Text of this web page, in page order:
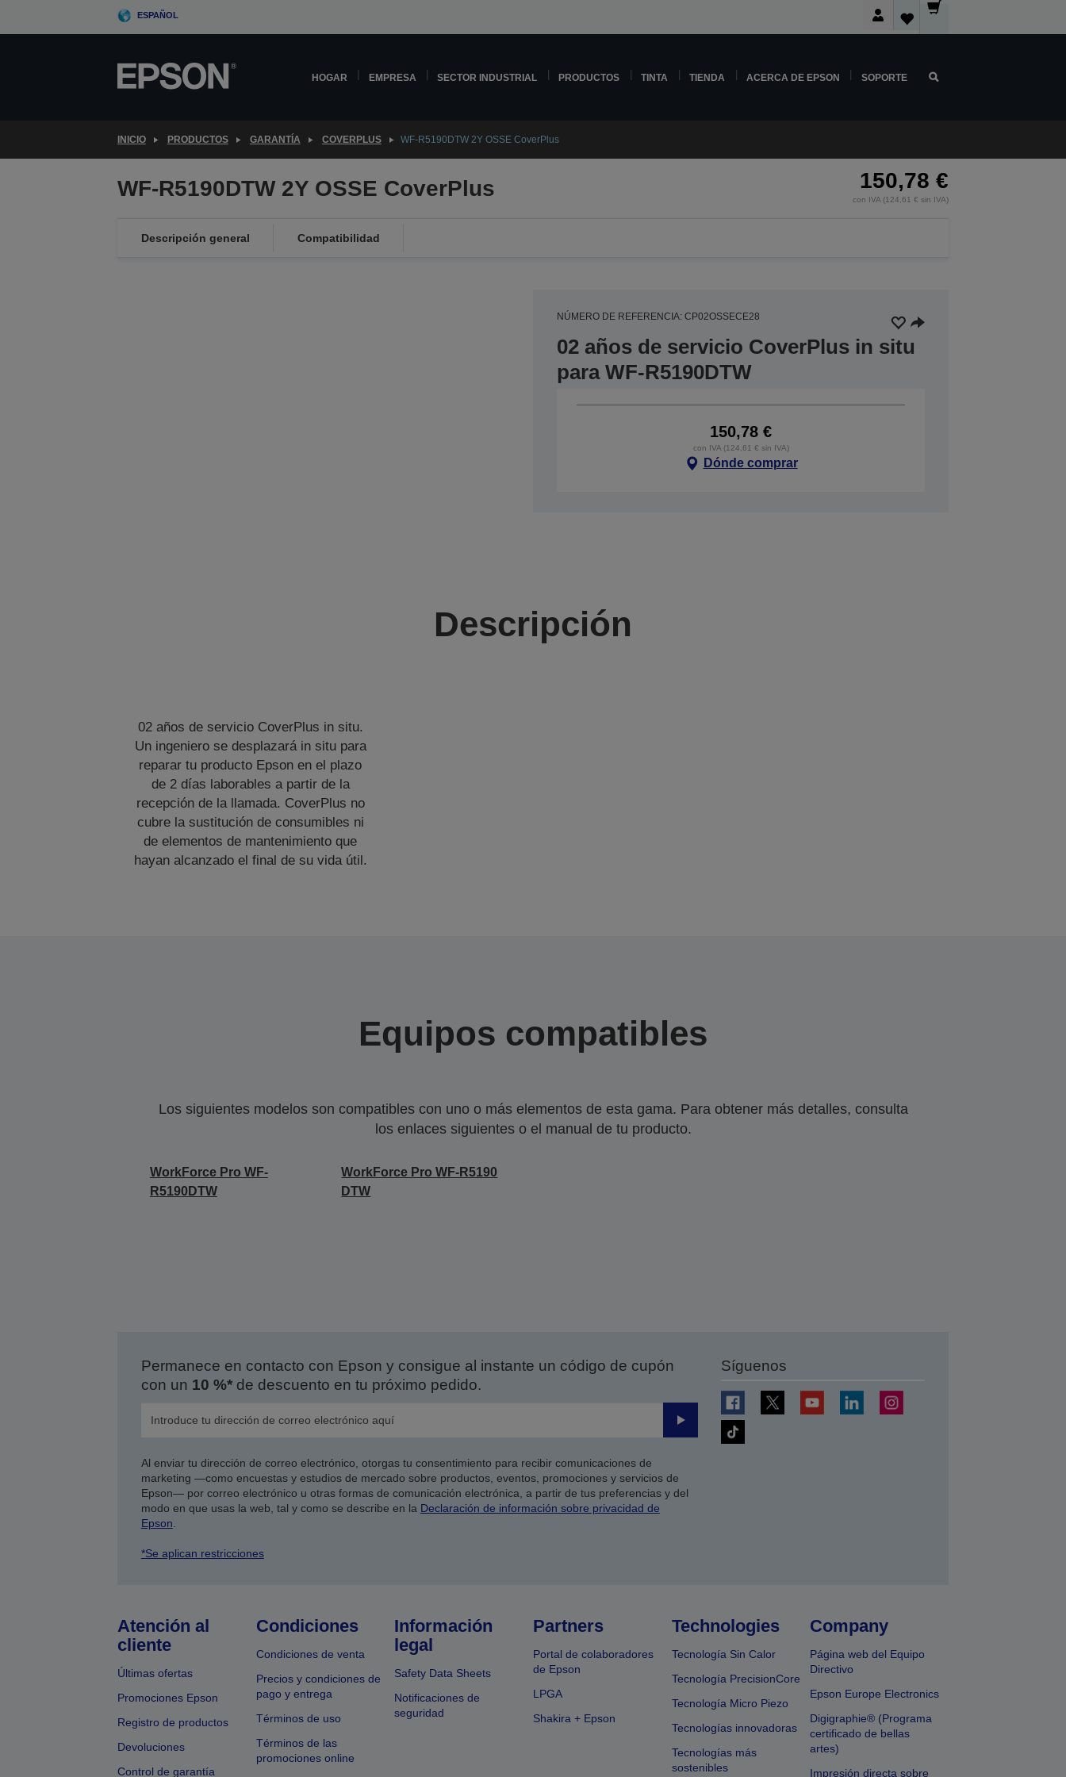
ESPAÑOL
HOGAR EMPRESA SECTOR INDUSTRIAL PRODUCTOS TINTA TIENDA ACERCA DE EPSON SOPORTE
INICIO PRODUCTOS GARANTÍA COVERPLUS WF-R5190DTW 2Y OSSE CoverPlus
WF-R5190DTW 2Y OSSE CoverPlus 150,78 €
con IVA (124,61 € sin IVA)
Descripción general Compatibilidad
NÚMERO DE REFERENCIA: CP02OSSECE28
02 años de servicio CoverPlus in situ
para WF-R5190DTW
150,78 €
con IVA (124,61 € sin IVA)
Dónde comprar
Descripción
02 años de servicio CoverPlus in situ.
Un ingeniero se desplazará in situ para
reparar tu producto Epson en el plazo
de 2 días laborables a partir de la
recepción de la llamada. CoverPlus no
cubre la sustitución de consumibles ni
de elementos de mantenimiento que
hayan alcanzado el final de su vida útil.
Equipos compatibles
Los siguientes modelos son compatibles con uno o más elementos de esta gama. Para obtener más detalles, consulta
los enlaces siguientes o el manual de tu producto.
WorkForce Pro WF-
R5190DTW
WorkForce Pro WF-R5190
DTW
Permanece en contacto con Epson y consigue al instante un código de cupón
con un 10 %*de descuento en tu próximo pedido.
Enviar
Al enviar tu dirección de correo electrónico, otorgas tu consentimiento para recibir comunicaciones de
marketing —como encuestas y estudios de mercado sobre productos, eventos, promociones y servicios de
Epson— por correo electrónico u otras formas de comunicación electrónica, a partir de tus preferencias y del
modo en que usas la web, tal y como se describe en la Declaración de información sobre privacidad de
Epson
*Se aplican restricciones
Síguenos
Atención al
cliente
Últimas ofertas
Promociones Epson
Registro de productos
Devoluciones
Control de garantía
Condiciones
Condiciones de venta
Precios y condiciones de
pago y entrega
Términos de uso
Términos de las
promociones online
Información
legal
Safety Data Sheets
Notificaciones de
seguridad
Partners
Portal de colaboradores
de Epson
LPGA
Shakira + Epson
Technologies
Tecnología Sin Calor
Tecnología PrecisionCore
Tecnología Micro Piezo
Tecnologías innovadoras
Tecnologías más
sostenibles
Company
Página web del Equipo
Directivo
Epson Europe Electronics
Digigraphie® (Programa
certificado de bellas
artes)
Impresión directa sobre